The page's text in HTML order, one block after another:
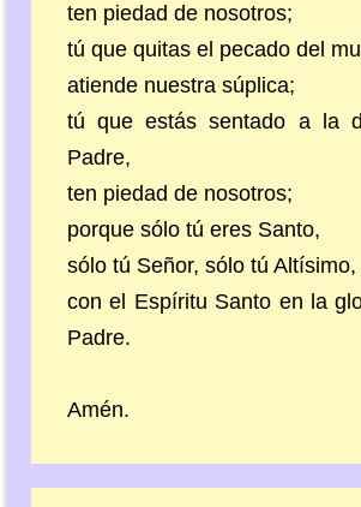
ten piedad de nosotros;
tú que quitas el pecado del
atiende nuestra súplica;
tú que estás sentado a la
Padre,
ten piedad de nosotros;
porque sólo tú eres Santo,
sólo tú Señor, sólo tú
con el Espíritu Santo en la
Padre.
Amén.